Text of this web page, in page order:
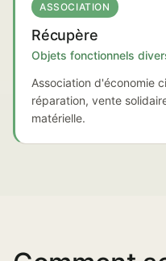
ASSOCIATION
Récupère
Objets fonctionnels
Association d'économie
réparation, vente
matérielle.